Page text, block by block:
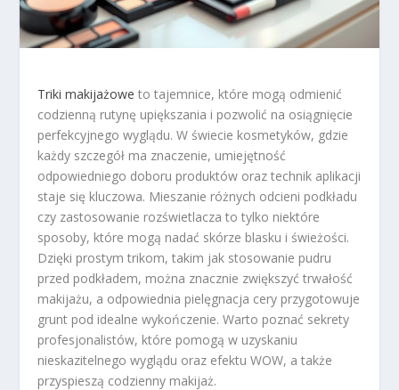
Triki makijażowe to tajemnice, które mogą odmienić
codzienną rutynę upiększania i pozwolić na osiągnięcie
perfekcyjnego wyglądu. W świecie kosmetyków, gdzie
każdy szczegół ma znaczenie, umiejętność
odpowiedniego doboru produktów oraz technik aplikacji
staje się kluczowa. Mieszanie różnych odcieni podkładu
czy zastosowanie rozświetlacza to tylko niektóre
sposoby, które mogą nadać skórze blasku i świeżości.
Dzięki prostym trikom, takim jak stosowanie pudru
przed podkładem, można znacznie zwiększyć trwałość
makijażu, a odpowiednia pielęgnacja cery przygotowuje
grunt pod idealne wykończenie. Warto poznać sekrety
profesjonalistów, które pomogą w uzyskaniu
nieskazitelnego wyglądu oraz efektu WOW, a także
przyspieszą codzienny makijaż.